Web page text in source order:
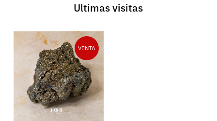
Ultimas visitas
VENTA